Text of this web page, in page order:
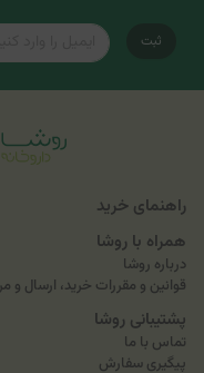
ثبت
راهنمای خرید
همراه با روشا
درباره روشا
قوانین و مقررات خرید، ارسال و
پشتیبانی روشا
تماس با ما
پیگیری سفارش